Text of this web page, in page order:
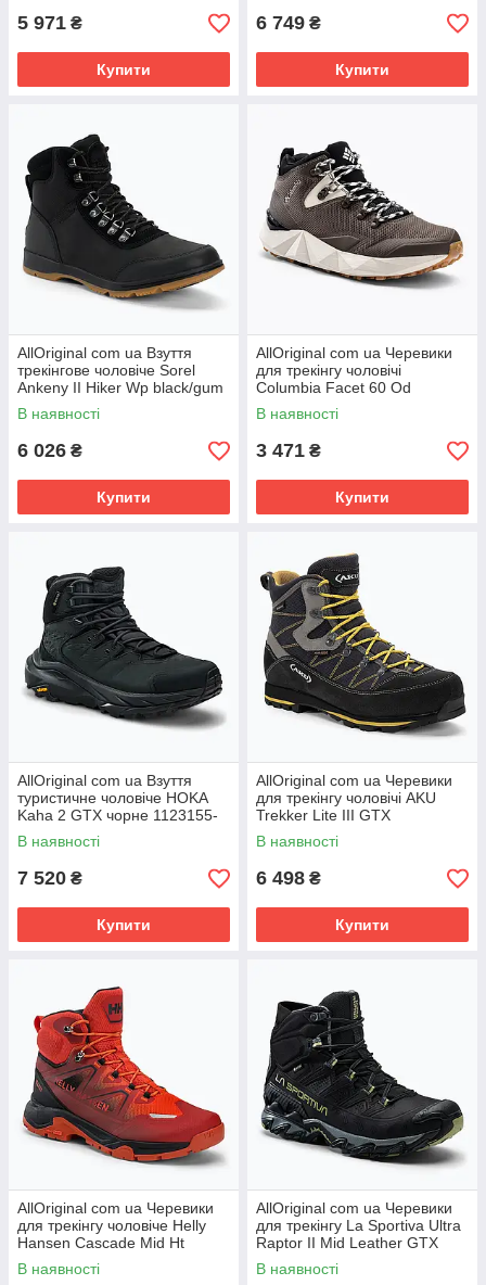
5 971 ₴
Купити
6 749 ₴
Купити
AllOriginal com ua Взуття
трекінгове чоловіче Sorel
Ankeny II Hiker Wp black/gum
10 РОЗМІРИ ЗАПИТУЙТЕ
В наявності
6 026 ₴
Купити
AllOriginal com ua Черевики
для трекінгу чоловічі
Columbia Facet 60 Od
mud/chalk РОЗМІРИ
ЗАПИТУЙТЕ
В наявності
3 471 ₴
Купити
AllOriginal com ua Взуття
туристичне чоловіче HOKA
Kaha 2 GTX чорне 1123155-
BBLC РОЗМІРИ ЗАПИТУЙТЕ
В наявності
7 520 ₴
Купити
AllOriginal com ua Черевики
для трекінгу чоловічі AKU
Trekker Lite III GTX
anthracite/mustard РОЗМІРИ
В наявності
6 498 ₴
Купити
AllOriginal com ua Черевики
для трекінгу чоловіче Helly
Hansen Cascade Mid Ht
помаранчеві 11751_328-8
РОЗМІРИ
В наявності
AllOriginal com ua Черевики
для трекінгу La Sportiva Ultra
Raptor II Mid Leather GTX
чорні 34J999811 РОЗМІРИ
В наявності